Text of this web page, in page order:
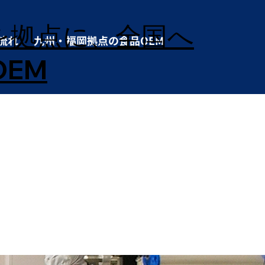
れ 九州・福岡拠点の食品OEM
拠点に、全国へ